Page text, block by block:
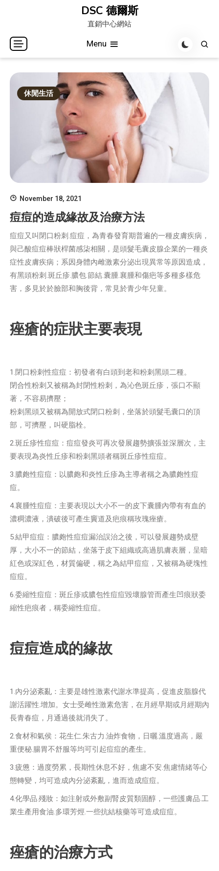
DSC 德爾斯
直銷中心網站
Menu
休閒生活
November 18, 2021
痘痘的造成緣故及治療方法
痘痘又叫閉口粉刺.痘痘，為青春發育期普遍的一種皮膚疾病，
與己酸痘痘棒狀桿菌感柒相關，是頭髮毛囊皮腺企業的一種炎
症性皮膚疾病；系因身體內雌激素分泌出現異常等原因造成，
有黑頭粉刺.斑丘疹.膿包.節結.囊腫.襄腫和傷疤等多種多樣危
害，多見於於臉部和胸後背，常見於青少年兒童。
痤瘡的症狀主要表現
1.閉口粉刺性痘痘：初發者有白頭到老和粉刺黑頭二種。
閉合性粉刺又被稱為封閉性粉刺，為沁色斑丘疹，張口不顯
著，不容易擠壓；
粉刺黑頭又被稱為開放式閉口粉刺，坐落於頭髮毛囊口的頂
部，可擠壓，叫硬脂栓。
2.斑丘疹性痘痘：痘痘發炎可再次發展趨勢擴張並深層次，主
要表現為炎性丘疹和粉刺黑頭者稱斑丘疹性痘痘。
3.膿皰性痘痘：以膿皰和炎性丘疹為主導者稱之為膿皰性痘
痘。
4.襄腫性痘痘：主要表現以大小不一的皮下囊腫內帶有有血的
濃稠濃液，潰破後可產生竇道及疤痕稱玫瑰痤瘡。
5.結甲痘痘：膿皰性痘痘漏治誤治之後，可以發展趨勢成壁
厚，大小不一的節結，坐落于皮下組織或高過肌膚表層，呈暗
紅色或深紅色，材質偏硬，稱之為結甲痘痘，又被稱為硬塊性
痘痘。
6.委縮性痘痘：斑丘疹或膿包性痘痘毀壞腺管而產生凹痕狀委
縮性疤痕者，稱委縮性痘痘。
痘痘造成的緣故
1.內分泌紊亂：主要是雄性激素代謝水準提高，促進皮脂腺代
謝活躍性.增加。女士受雌性激素危害，在月經早期或月經期內
長青春痘，月通過後就消失了。
2.食材和氣侯：花生仁.朱古力.油炸食物，日曬.溫度過高，嚴
重便秘.腸胃不舒服等均可引起痘痘的產生。
3.疲憊：過度勞累，長期性休息不好，焦慮不安.焦慮情緒等心
態轉變，均可造成內分泌紊亂，進而造成痘痘。
4.化學品.殘妝：如注射或外敷副腎皮質類固醇，一些護膚品.工
業生產用食油.多環芳烴.一些抗結核藥等可造成痘痘。
痤瘡的治療方式